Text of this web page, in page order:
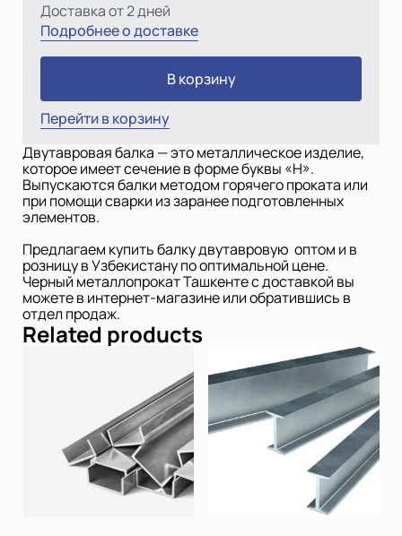
Доставка от 2 дней
Подробнее о доставке
В корзину
Перейти в корзину
Двутавровая балка — это металлическое изделие,
которое имеет сечение в форме буквы «Н».
Выпускаются балки методом горячего проката или
при помощи сварки из заранее подготовленных
элементов.
Предлагаем купить балку двутавровую оптом и в
розницу в Узбекистану по оптимальной цене.
Черный металлопрокат Ташкенте с доставкой вы
можете в интернет-магазине или обратившись в
отдел продаж.
Related products